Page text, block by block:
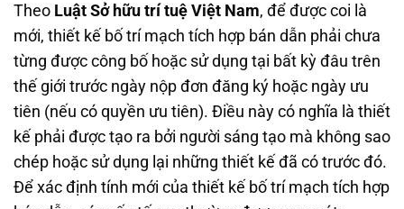
Theo Luật Sở hữu trí tuệ Việt Nam, để được coi là
mới, thiết kế bố trí mạch tích hợp bán dẫn phải chưa
từng được công bố hoặc sử dụng tại bất kỳ đâu trên
thế giới trước ngày nộp đơn đăng ký hoặc ngày ưu
tiên (nếu có quyền ưu tiên). Điều này có nghĩa là thiết
kế phải được tạo ra bởi người sáng tạo mà không sao
chép hoặc sử dụng lại những thiết kế đã có trước đó.
Để xác định tính mới của thiết kế bố trí mạch tích hợp